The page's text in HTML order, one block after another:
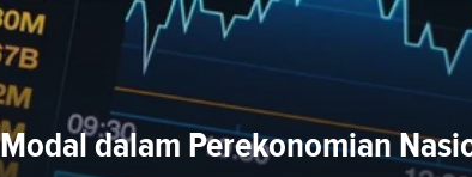
dalam Perekonomian